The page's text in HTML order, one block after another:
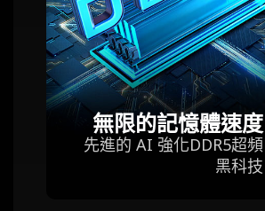
無限的記憶體速度
先進的 AI 強化DDR5超頻
黑科技